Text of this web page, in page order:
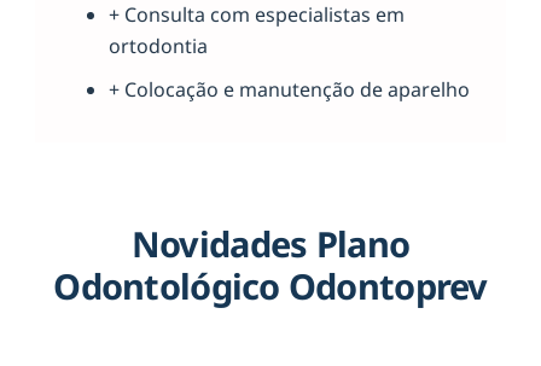
+ Consulta com especialistas em
ortodontia
+ Colocação e manutenção de aparelho
Novidades Plano
Odontológico Odontoprev